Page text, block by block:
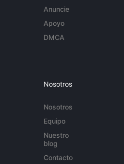
Anuncie
Apoyo
DMCA
Nosotros
Nosotros
Equipo
Nuestro
blog
Contacto